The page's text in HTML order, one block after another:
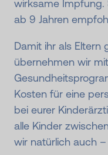
wirksame Impfung.
ab 9 Jahren
Damit ihr als Eltern
übernehmen wir
Kosten für eine
bei eurer
alle Kinder
wir natürlich auch